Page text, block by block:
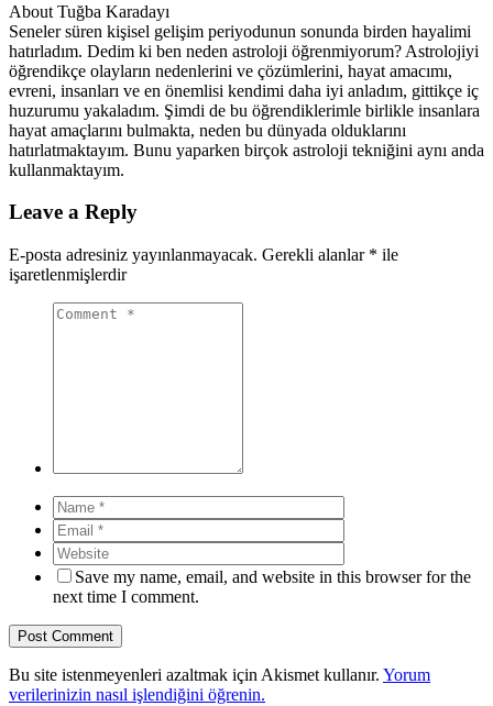
About Tuğba Karadayı
Seneler süren kişisel gelişim periyodunun sonunda birden hayalimi
hatırladım. Dedim ki ben neden astroloji öğrenmiyorum? Astrolojiyi
öğrendikçe olayların nedenlerini ve çözümlerini, hayat amacımı,
evreni, insanları ve en önemlisi kendimi daha iyi anladım, gittikçe iç
huzurumu yakaladım. Şimdi de bu öğrendiklerimle birlikle insanlara
hayat amaçlarını bulmakta, neden bu dünyada olduklarını
hatırlatmaktayım. Bunu yaparken birçok astroloji tekniğini aynı anda
kullanmaktayım.
Leave a Reply
E-posta adresiniz yayınlanmayacak. Gerekli alanlar * ile
işaretlenmişlerdir
Save my name, email, and website in this browser for the
next time I comment.
Bu site istenmeyenleri azaltmak için Akismet kullanır. Yorum
verilerinizin nasıl işlendiğini öğrenin.